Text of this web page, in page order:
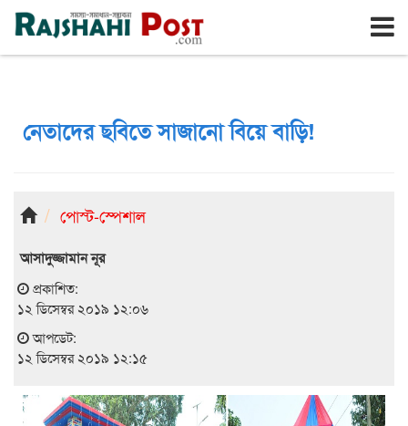
রাজশাহী রবিবার, ৯ই আগস্ট ২০২৬, ২৬শে শ্রাবণ ১৪৩৩
নেতাদের ছবিতে সাজানো বিয়ে বাড়ি!
পোস্ট-স্পেশাল
আসাদুজ্জামান নূর
প্রকাশিত:
১২ ডিসেম্বর ২০১৯ ১২:০৬
আপডেট:
১২ ডিসেম্বর ২০১৯ ১২:১৫